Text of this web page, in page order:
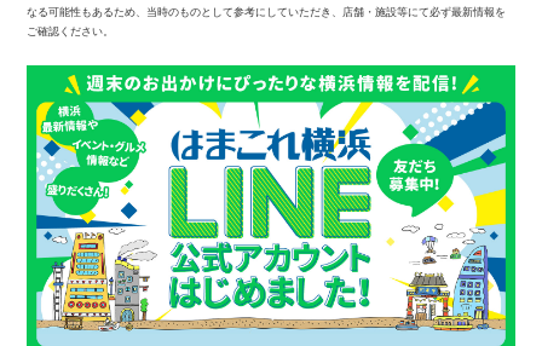
なる可能性もあるため、当時のものとして参考にしていただき、店舗・施設等にて必ず最新情報を
ご確認ください。